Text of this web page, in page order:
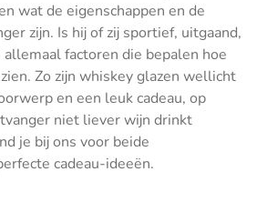
wat de eigenschappen en de
zijn. Is hij of zij sportief, uitgaand,
factoren die bepalen hoe
Zo zijn whiskey glazen wellicht
en een leuk cadeau, op
niet liever wijn drinkt
je bij ons voor beide
cadeau-ideeën.